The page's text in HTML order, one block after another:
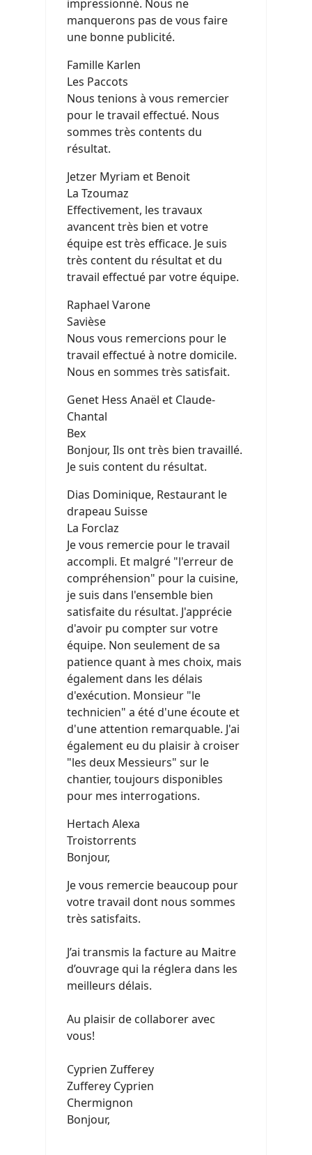
impressionné. Nous ne
manquerons pas de vous faire
une bonne publicité.
Famille Karlen
Les Paccots
Nous tenions à vous remercier
pour le travail effectué. Nous
sommes très contents du
résultat.
Jetzer Myriam et Benoit
La Tzoumaz
Effectivement, les travaux
avancent très bien et votre
équipe est très efficace. Je suis
très content du résultat et du
travail effectué par votre équipe.
Raphael Varone
Savièse
Nous vous remercions pour le
travail effectué à notre domicile.
Nous en sommes très satisfait.
Genet Hess Anaël et Claude-
Chantal
Bex
Bonjour, Ils ont très bien travaillé.
Je suis content du résultat.
Dias Dominique, Restaurant le
drapeau Suisse
La Forclaz
Je vous remercie pour le travail
accompli. Et malgré "l'erreur de
compréhension" pour la cuisine,
je suis dans l'ensemble bien
satisfaite du résultat. J'apprécie
d'avoir pu compter sur votre
équipe. Non seulement de sa
patience quant à mes choix, mais
également dans les délais
d'exécution. Monsieur "le
technicien" a été d'une écoute et
d'une attention remarquable. J'ai
également eu du plaisir à croiser
"les deux Messieurs" sur le
chantier, toujours disponibles
pour mes interrogations.
Hertach Alexa
Troistorrents
Bonjour,
Je vous remercie beaucoup pour
votre travail dont nous sommes
très satisfaits.
J’ai transmis la facture au Maitre
d’ouvrage qui la réglera dans les
meilleurs délais.
Au plaisir de collaborer avec
vous!
Cyprien Zufferey
Zufferey Cyprien
Chermignon
Bonjour,